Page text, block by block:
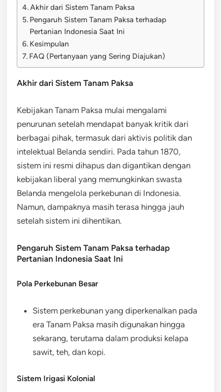
Akhir dari Sistem Tanam Paksa
Pengaruh Sistem Tanam Paksa terhadap
Pertanian Indonesia Saat Ini
Kesimpulan
FAQ (Pertanyaan yang Sering Diajukan)
Akhir dari Sistem Tanam Paksa
Kebijakan Tanam Paksa mulai mengalami
penurunan setelah mendapat banyak kritik dari
berbagai pihak, termasuk dari aktivis politik dan
intelektual Belanda sendiri. Pada tahun 1870,
sistem ini resmi dihapus dan digantikan dengan
kebijakan liberal yang memungkinkan swasta
Belanda mengelola perkebunan di Indonesia.
Namun, dampaknya masih terasa hingga jauh
setelah sistem ini dihentikan.
Pengaruh Sistem Tanam Paksa terhadap
Pertanian Indonesia Saat Ini
Pola Perkebunan Besar
Sistem perkebunan yang diperkenalkan pada
era Tanam Paksa masih digunakan hingga
sekarang, terutama dalam produksi kelapa
sawit, teh, dan kopi.
Sistem Irigasi Kolonial